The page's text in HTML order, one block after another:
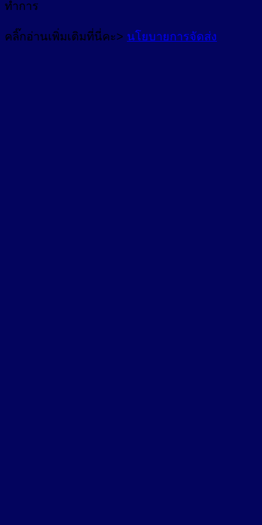
ทำการ
คลิ๊กอ่านเพิ่มเติมที่นี่คะ> นโยบายการจัดส่ง